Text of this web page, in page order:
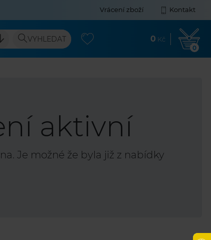
Vrácení zboží Kontakt
VYHLEDAT 0 Kč
0
aktivní
Je možné že byla již z nabídky